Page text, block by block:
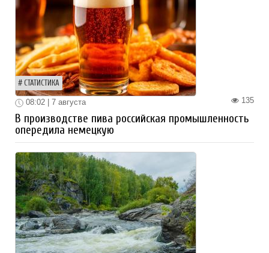
СТАТИСТИКА
135
08:02 | 7 августа
В производстве пива российская промышленность
опередила немецкую